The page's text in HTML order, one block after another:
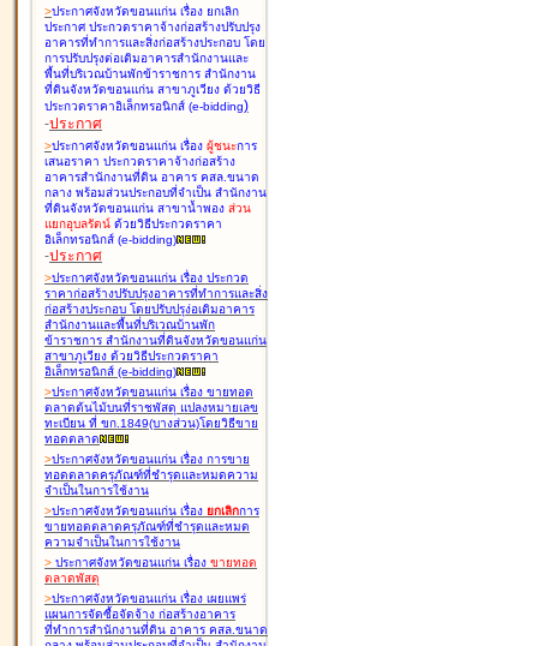
>ประกาศจังหวัดขอนแก่น เรื่อง ยกเลิก
ประกาศ ประกวดราคาจ้างก่อสร้างปรับปรุง
อาคารที่ทำการและสิ่งก่อสร้างประกอบ โดย
การปรับปรุงต่อเติมอาคารสำนักงานและ
พื้นที่บริเวณบ้านพักข้าราชการ สำนักงาน
ที่ดินจังหวัดขอนแก่น สาขาภูเวียง ด้วยวิธี
ประกวดราคาอิเล็กทรอนิกส์ (e-bidding)
-ประกาศ
>ประกาศจังหวัดขอนแก่น เรื่อง ผู้ชนะการ
เสนอราคา ประกวดราคาจ้างก่อสร้าง
อาคารสำนักงานที่ดิน อาคาร คสล.ขนาด
กลาง พร้อมส่วนประกอบที่จำเป็น สำนักงาน
ที่ดินจังหวัดขอนแก่น สาขาน้ำพอง ส่วน
แยกอุบลรัตน์ ด้วยวิธีประกวดราคา
อิเล็กทรอนิกส์ (e-bidding)
-ประกาศ
>ประกาศจังหวัดขอนแก่น เรื่อง ประกวด
ราคาก่อสร้างปรับปรุงอาคารที่ทำการและสิ่ง
ก่อสร้างประกอบ โดยปรับปรุง่อเติมอาคาร
สำนักงานและพื้นที่บริเวณบ้านพัก
ข้าราชการ สำนักงานที่ดินจังหวัดขอนแก่น
สาขาภูเวียง ด้วยวิธีประกวดราคา
อิเล็กทรอนิกส์ (e-bidding)
>ประกาศจังหวัดขอนแก่น เรื่อง ขายทอด
ตลาดต้นไม้บนที่ราชพัสดุ แปลงหมายเลข
ทะเบียน ที่ ขก.1849(บางส่วน)โดยวิธีขาย
ทอดตลาด
>ประกาศจังหวัดขอนแก่น เรื่อง การขาย
ทอดตลาดครุภัณฑ์ที่ชำรุดและหมดความ
จำเป็นในการใช้งาน
>ประกาศจังหวัดขอนแก่น เรื่อง ยกเลิกการ
ขายทอดตลาดครุภัณฑ์ที่ชำรุดและหมด
ความจำเป็นในการใช้งาน
> ประกาศจังหวัดขอนแก่น เรื่อง ขายทอด
ตลาดพัสดุ
>ประกาศจังหวัดขอนแก่น เรื่อง เผยแพร่
แผนการจัดซื้อจัดจ้าง ก่อสร้างอาคาร
ที่ทำการสำนักงานที่ดิน อาคาร คสล.ขนาด